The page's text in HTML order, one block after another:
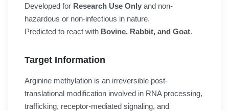
Developed for Research Use Only and non-
hazardous or non-infectious in nature.
Predicted to react with Bovine, Rabbit, and Goat.
Target Information
Arginine methylation is an irreversible post-
translational modification involved in RNA processing,
trafficking, receptor-mediated signaling, and